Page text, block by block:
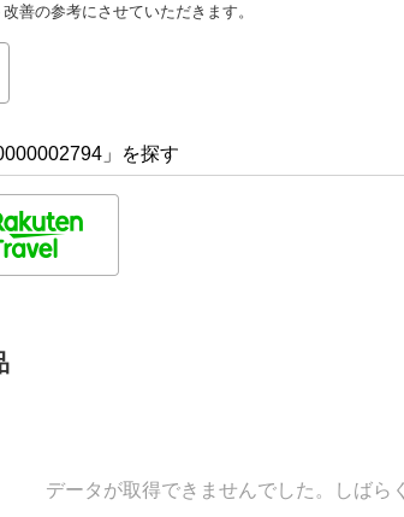
善の参考にさせていただきます。
」を探す
データが取得できませんでした。しばら